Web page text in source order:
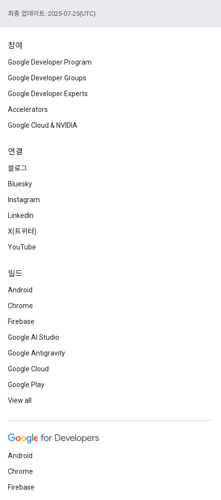
최종 업데이트: 2025-07-25(UTC)
참여
Google Developer Program
Google Developer Groups
Google Developer Experts
Accelerators
Google Cloud & NVIDIA
연결
블로그
Bluesky
Instagram
LinkedIn
X(트위터)
YouTube
빌드
Android
Chrome
Firebase
Google AI Studio
Google Antigravity
Google Cloud
Google Play
View all
Android
Chrome
Firebase